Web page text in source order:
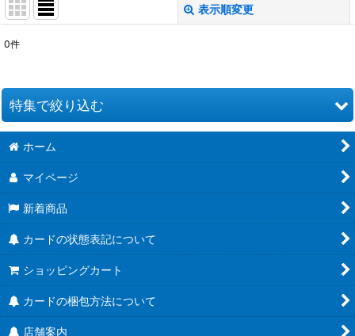
表示順変更
並び順 :
0件
特集で絞り込む
ブースターパック第21弾「Academy Royale/アカデミー・ロワ
イヤル」
ブースターパック第20弾「絶傑を継ぐ者」
ブースターパック第19弾「天魔八虐」
コラボパック「プリンセスコネクト！Re:Dive」
プレミアムカードセット「プリンセスコネクト！Re:Dive」
ブースターパック第18弾「新約都市・透京」
ホーム
マイページ
新着商品
カードの状態表記について
ショッピングカート
カードの梱包方法について
店舗案内